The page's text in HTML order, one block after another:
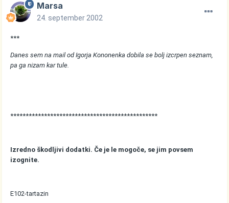
Marsa
24. september 2002
***
Danes sem na mail od Igorja Kononenka dobila se bolj izcrpen seznam,
pa ga nizam kar tule.
************************************************
Izredno škodljivi dodatki. Če je le mogoče, se jim povsem
izognite.
E102-tartazin